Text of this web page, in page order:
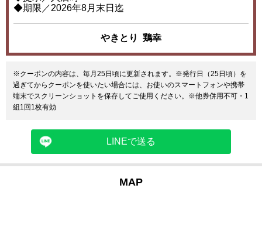
◆期限／2026年8月末日迄
やきとり 鶏幸
※クーポンの内容は、毎月25日頃に更新されます。※発行日（25日頃）を
過ぎてからクーポンを使いたい場合には、お使いのスマートフォンや携帯
端末でスクリーンショットを保存してご使用ください。※他券併用不可・1
組1回1枚有効
LINEで送る
MAP